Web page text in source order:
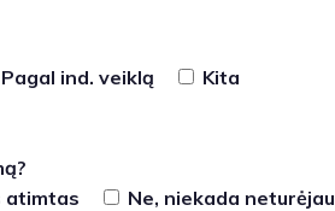
Pagal ind. veiklą
Kita
atimtas Ne, niekada neturėjau